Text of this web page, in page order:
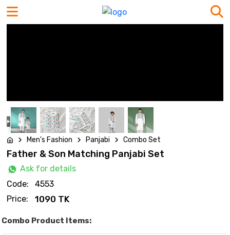
Men's Fashion Panjabi Combo Set
Father & Son Matching Panjabi Set
Ask for details
Code:
4553
Price:
1090 TK
Combo Product Items: